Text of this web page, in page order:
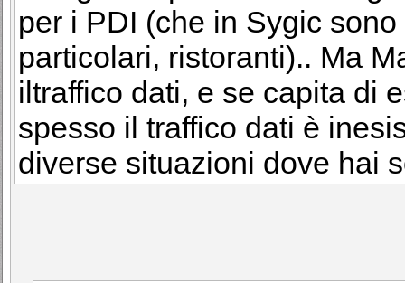
per i PDI (che in Sygic
particolari, ristoranti).. Ma
iltraffico dati, e se capita di
spesso il traffico dati è
diverse situazioni dove hai